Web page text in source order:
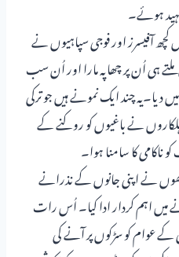
ہوئے۔
آفیسرز اور فوجی سپاہیوں نے
ہی اُن پر چھاپہ مارا اور اُن سب
دیا۔یہ چند ایک نمونے ہیں جو ترکی
نے باغیوں کو روکنے کے
کا سامنا ہوا۔
نے اپنی جانوں کے نذرانے
اہم کردار ادا کیا۔ اُس رات
عوام کو سڑکوں پر آنے کی